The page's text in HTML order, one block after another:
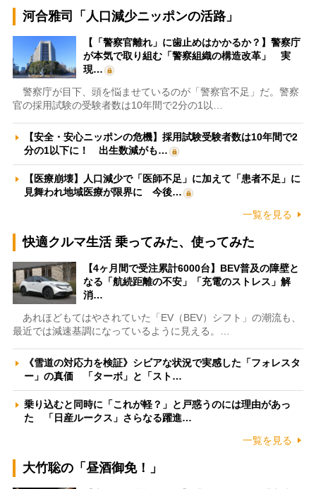
河合雅司「人口減少ニッポンの活路」
【「警察官離れ」に歯止めはかかるか？】警察庁
が本気で取り組む「警察組織の構造改革」 実
現…
警察庁が目下、頭を悩ませているのが「警察官不足」だ。警察
官の採用試験の受験者数は10年間で2分の1以…
【安全・安心ニッポンの危機】採用試験受験者数は10年間で2
分の1以下に！ 出生数減がも…
【医療崩壊】人口減少で「医師不足」に加えて「患者不足」に
見舞われ地域医療が限界に 今後…
一覧を見る
快適クルマ生活 乗ってみた、使ってみた
【4ヶ月間で受注累計6000台】BEV普及の障壁と
なる「航続距離の不安」「充電のストレス」解
消…
あれほどもてはやされていた「EV（BEV）シフト」の潮流も、
最近では減速基調になっているように見える。…
《雪道の対応力を検証》シビアな状況で実感した「フォレスタ
ー」の真価 「ターボ」と「スト…
乗り込むと同時に「これが軽？」と戸惑うのには理由があっ
た 「日産ルークス」さらなる躍進…
一覧を見る
大竹聡の「昼酒御免！」